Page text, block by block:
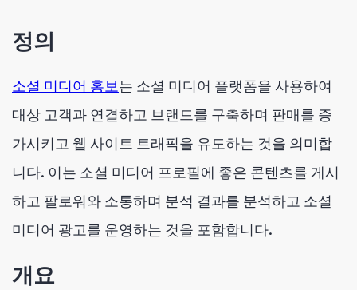
정의
소셜 미디어 홍보는 소셜 미디어 플랫폼을 사용하여
대상 고객과 연결하고 브랜드를 구축하며 판매를 증
가시키고 웹 사이트 트래픽을 유도하는 것을 의미합
니다. 이는 소셜 미디어 프로필에 좋은 콘텐츠를 게시
하고 팔로워와 소통하며 분석 결과를 분석하고 소셜
미디어 광고를 운영하는 것을 포함합니다.
개요